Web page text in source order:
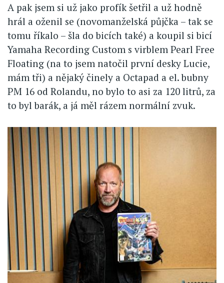
A pak jsem si už jako profík šetřil a už hodně
hrál a oženil se (novomanželská půjčka – tak se
tomu říkalo – šla do bicích také) a koupil si bicí
Yamaha Recording Custom s virblem Pearl Free
Floating (na to jsem natočil první desky Lucie,
mám tři) a nějaký činely a Octapad a el. bubny
PM 16 od Rolandu, no bylo to asi za 120 litrů, za
to byl barák, a já měl rázem normální zvuk.